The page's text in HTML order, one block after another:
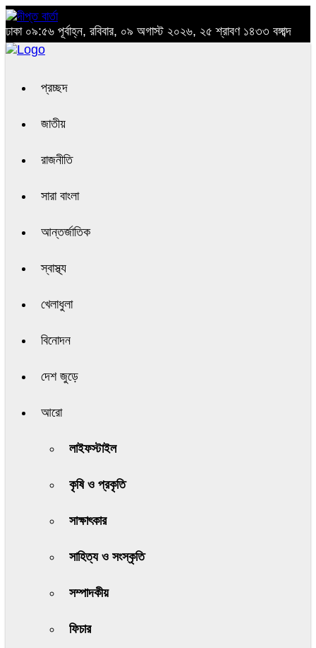
ঢাকা ০৯:৫৬ পূর্বাহ্ন, রবিবার, ০৯ অগাস্ট ২০২৬, ২৫ শ্রাবণ ১৪৩৩ বঙ্গাব্দ
প্রচ্ছদ
জাতীয়
রাজনীতি
সারা বাংলা
আন্তর্জাতিক
স্বাস্থ্য
খেলাধুলা
বিনোদন
দেশ জুড়ে
আরো
লাইফস্টাইল
কৃষি ও প্রকৃতি
সাক্ষাৎকার
সাহিত্য ও সংস্কৃতি
সম্পাদকীয়
ফিচার